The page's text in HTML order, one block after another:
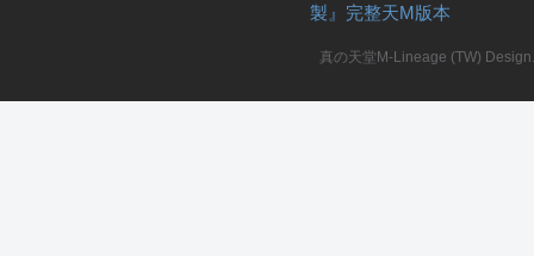
製』完整天M版本
真の天堂M-Lineage (TW)